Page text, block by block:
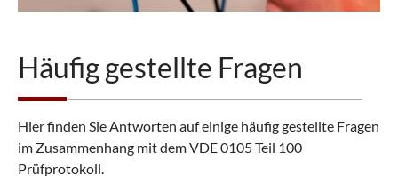
Häufig gestellte Fragen
Hier finden Sie Antworten auf einige häufig gestellte Fragen
im Zusammenhang mit dem VDE 0105 Teil 100
Prüfprotokoll.